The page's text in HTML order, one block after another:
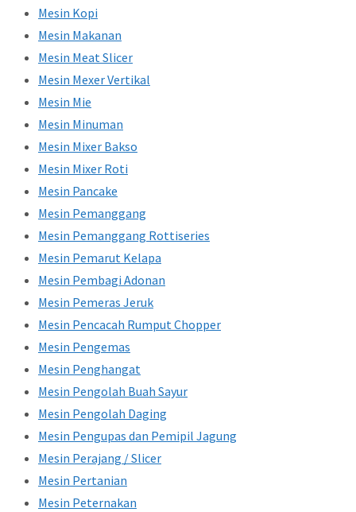
Mesin Kopi
Mesin Makanan
Mesin Meat Slicer
Mesin Mexer Vertikal
Mesin Mie
Mesin Minuman
Mesin Mixer Bakso
Mesin Mixer Roti
Mesin Pancake
Mesin Pemanggang
Mesin Pemanggang Rottiseries
Mesin Pemarut Kelapa
Mesin Pembagi Adonan
Mesin Pemeras Jeruk
Mesin Pencacah Rumput Chopper
Mesin Pengemas
Mesin Penghangat
Mesin Pengolah Buah Sayur
Mesin Pengolah Daging
Mesin Pengupas dan Pemipil Jagung
Mesin Perajang / Slicer
Mesin Pertanian
Mesin Peternakan